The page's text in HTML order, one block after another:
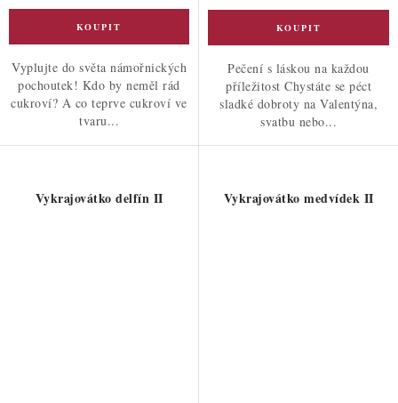
Vyplujte do světa námořnických
pochoutek! Kdo by neměl rád
cukroví? A co teprve cukroví ve
tvaru...
Pečení s láskou na každou
příležitost Chystáte se péct
sladké dobroty na Valentýna,
svatbu nebo...
Vykrajovátko delfín II Vykrajovátko medvídek II